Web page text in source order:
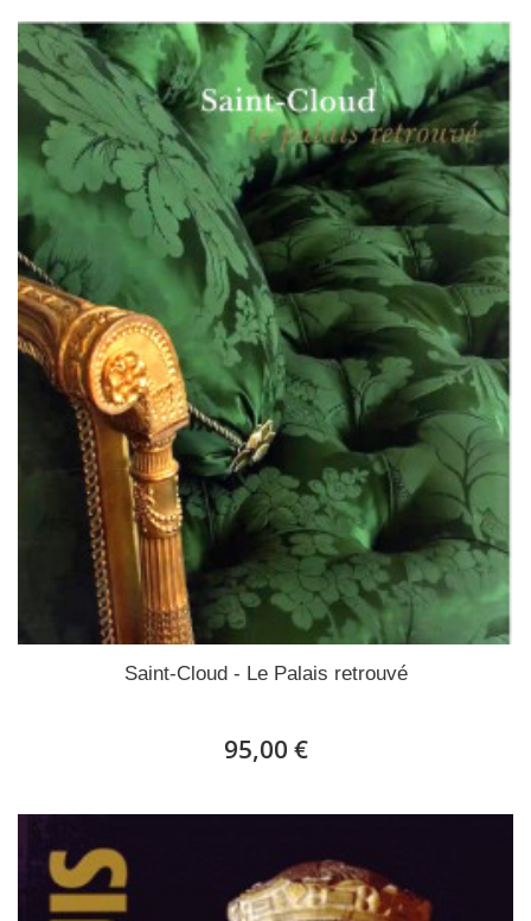
Saint-Cloud - Le Palais retrouvé
95,00 €